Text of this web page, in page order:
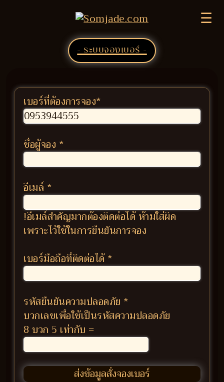
☰
- ระบบจองเบอร์ -
เบอร์ที่ต้องการจอง*
ชื่อผู้จอง *
อีเมล์ *
!อีเมล์สำคัญมากต้องติดต่อได้ ห้ามใส่ผิด
เพราะไว้ใช้ในการยืนยันการจอง
เบอร์มือถือที่ติดต่อได้*
รหัสยืนยันความปลอดภัย *
บวกเลขเพื่อใช้เป็นรหัสความปลอดภัย
8 บวก 5 เท่ากับ =